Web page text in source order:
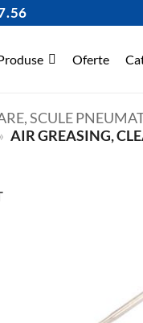
Oferte
SCULE
AIR GREASING,